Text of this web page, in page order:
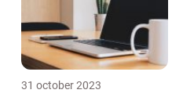
31 october 2023